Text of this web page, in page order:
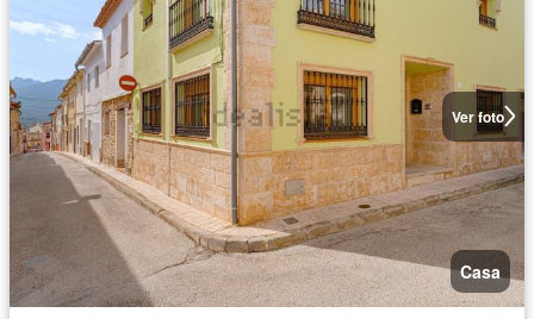
Ver foto
Casa